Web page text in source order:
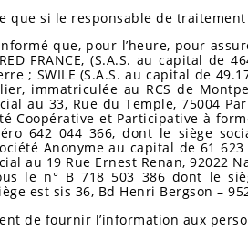
si le responsable de
que, pour l’heure, pour
FRANCE, (S.A.S. au capital
; SWILE (S.A.S. au capital de
immatriculée au RCS de
au 33, Rue du Temple, 75004
Coopérative et Participative à
642 044 366, dont le siège
Société Anonyme au capital de
au 19 Rue Ernest Renan, 92022
le n° B 718 503 386 dont le
est sis 36, Bd Henri Bergson –
de fournir l’information aux